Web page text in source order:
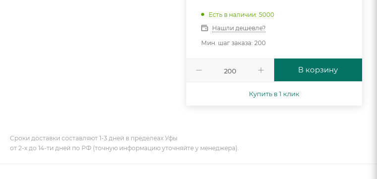
Есть в наличии: 5000
Нашли дешевле?
Мин. шаг заказа: 200
В корзину
Купить в 1 клик
Сроки доставки составляют 1-3 дней в пределеах Уфы
от 2-х до 14-ти дней по РФ (точную информацию уточняйте у менеджера).